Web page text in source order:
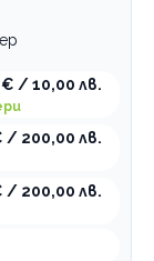
€ / 10,00 лв.
/ 200,00 лв.
/ 200,00 лв.